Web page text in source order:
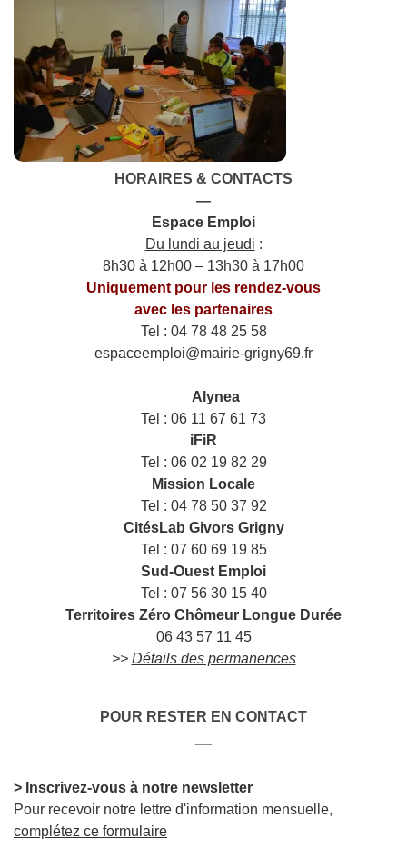
HORAIRES & CONTACTS
—
Espace Emploi
Du lundi au jeudi :
8h30 à 12h00 – 13h30 à 17h00
Uniquement pour les rendez-vous
avec les partenaires
Tel : 04 78 48 25 58
espaceemploi@mairie-grigny69.fr
Alynea
Tel : 06 11 67 61 73
iFiR
Tel : 06 02 19 82 29
Mission Locale
Tel : 04 78 50 37 92
CitésLab Givors Grigny
Tel : 07 60 69 19 85
Sud-Ouest Emploi
Tel : 07 56 30 15 40
Territoires Zéro Chômeur Longue Durée
06 43 57 11 45
>> Détails des permanences
POUR RESTER EN CONTACT
> Inscrivez-vous à notre newsletter
Pour recevoir notre lettre d'information mensuelle,
complétez ce formulaire